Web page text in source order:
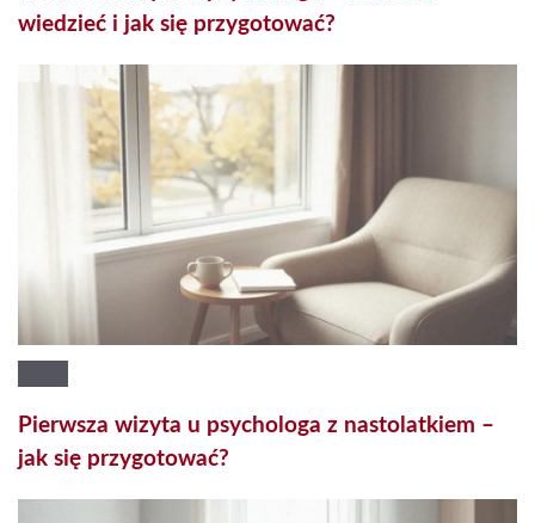
wiedzieć i jak się przygotować?
Pierwsza wizyta u psychologa z nastolatkiem –
jak się przygotować?